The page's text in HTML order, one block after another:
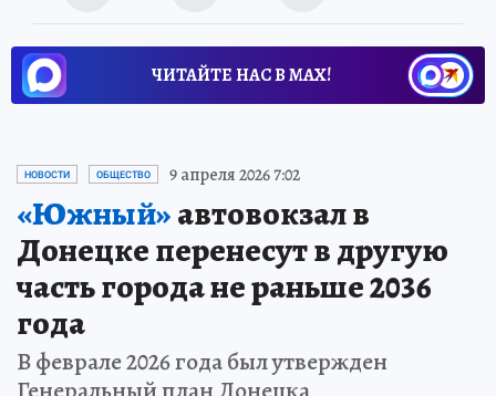
ЧИТАЙТЕ НАС В МАХ!
НОВОСТИ ОБЩЕСТВО 9 апреля 2026 7:02
«Южный»автовокзал в
Донецке перенесут в другую
часть города не раньше 2036
года
В феврале 2026 года был утвержден